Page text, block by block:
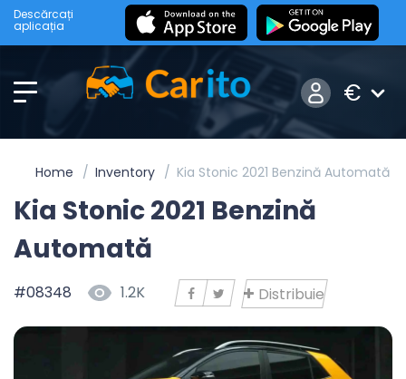
Descărcați
aplicația
€
Home Inventory Kia Stonic 2021 Benzină Automată
Kia Stonic 2021 Benzină
Automată
#08348 1.2K Distribuie